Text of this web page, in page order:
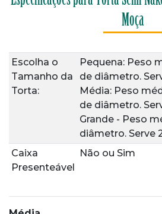
Moça
Escolha o
Tamanho da
Torta:
Pequena: Peso
de diâmetro.
Média: Peso
de diâmetro.
Grande - Peso
diâmetro. Serve
Caixa
Presenteável
Não ou Sim